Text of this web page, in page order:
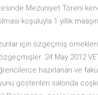
Mezuniyet Töreni
koşuluyla 1 yıllık
için özgeçmiş
24 May 2012
hazırlanan ve
gösterileri salonda